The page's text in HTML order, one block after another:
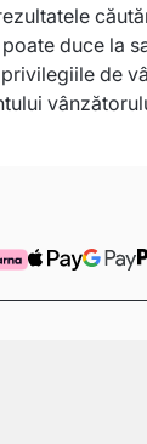
duce la
de